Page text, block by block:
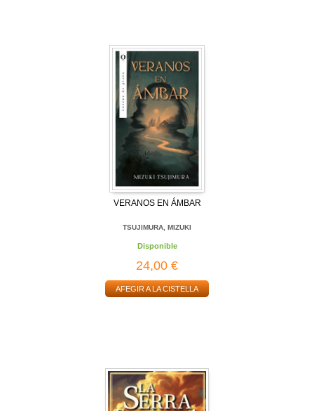
VERANOS EN ÁMBAR
TSUJIMURA, MIZUKI
Disponible
24,00 €
AFEGIR A LA CISTELLA